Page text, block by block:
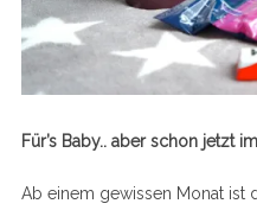
Für’s Baby.. aber schon jetzt
Ab einem gewissen Monat ist